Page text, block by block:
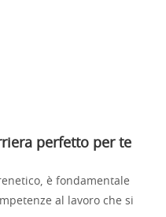
perfetto per te
è fondamentale
al lavoro che si